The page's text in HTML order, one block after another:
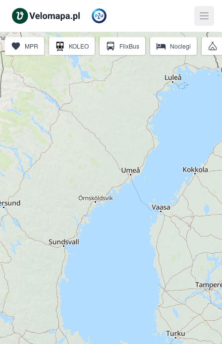
MPR KOLEO FlixBus Noclegi